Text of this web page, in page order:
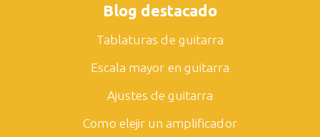
Blog destacado
Tablaturas de guitarra
Escala mayor en guitarra
Ajustes de guitarra
Como elejir un amplificador